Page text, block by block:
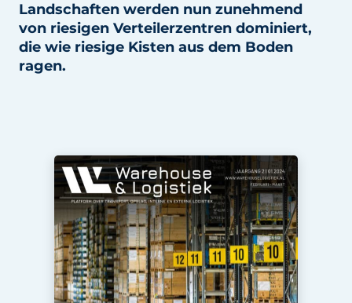
Landschaften werden nun zunehmend
von riesigen Verteilerzentren dominiert,
die wie riesige Kisten aus dem Boden
ragen.